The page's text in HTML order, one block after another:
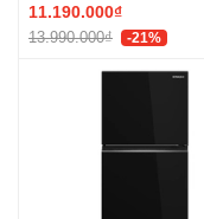
11.190.000₫
13.990.000₫ -21%